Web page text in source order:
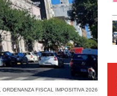
,ORDENANZA FISCAL IMPOSITIVA 2026